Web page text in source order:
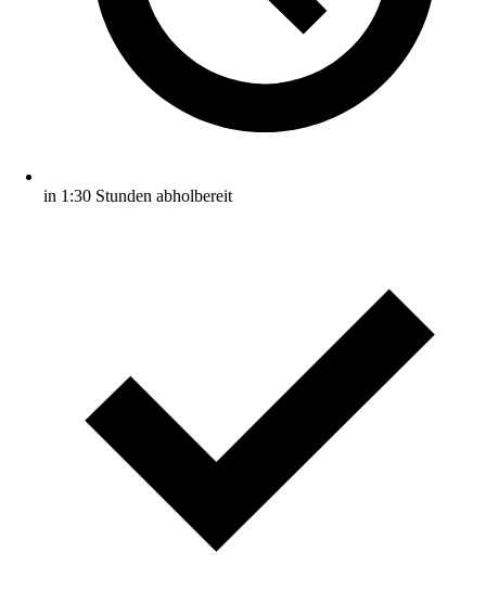
in 1:30 Stunden abholbereit